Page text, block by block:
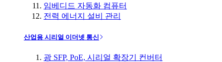
임베디드 자동화 컴퓨터
전력 에너지 설비 관리
산업용 시리얼 이더넷 통신
광 SFP, PoE, 시리얼 확장기 컨버터